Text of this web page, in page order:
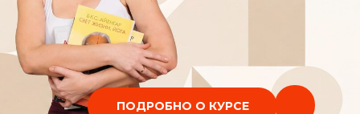
ПОДРОБНО О КУРСЕ